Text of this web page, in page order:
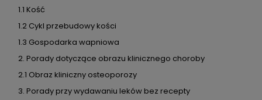
1.1 Kość
1.2 Cykl przebudowy kości
1.3 Gospodarka wapniowa
2. Porady dotyczące obrazu klinicznego choroby
2.1 Obraz kliniczny osteoporozy
3. Porady przy wydawaniu leków bez recepty